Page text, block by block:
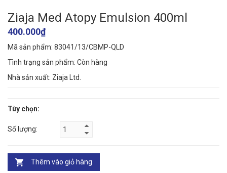
Ziaja Med Atopy Emulsion 400ml
400.000₫
Mã sản phẩm: 83041/13/CBMP-QLD
Tình trạng sản phẩm: Còn hàng
Nhà sản xuất: Ziaja Ltd.
Tùy chọn:
Số lượng:
Thêm vào giỏ hàng